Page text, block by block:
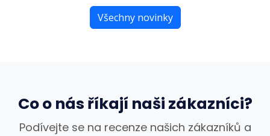
Všechny novinky
Co o nás říkají naši zákazníci?
Podívejte se na recenze našich zákazníků a